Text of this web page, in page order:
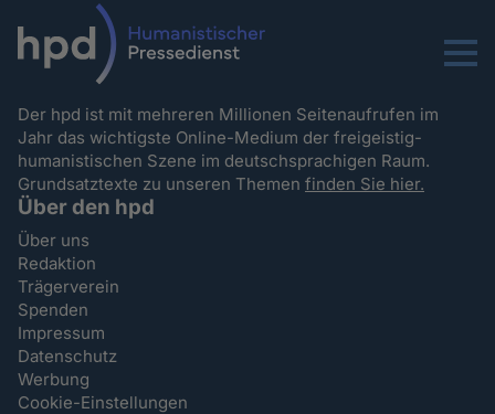
Menu
Der hpd ist mit mehreren Millionen Seitenaufrufen im
Jahr das wichtigste Online-Medium der freigeistig-
humanistischen Szene im deutschsprachigen Raum.
Grundsatztexte zu unseren Themenfinden Sie hier.
Über den hpd
Über uns
Redaktion
Trägerverein
Spenden
Impressum
Datenschutz
Werbung
Cookie-Einstellungen